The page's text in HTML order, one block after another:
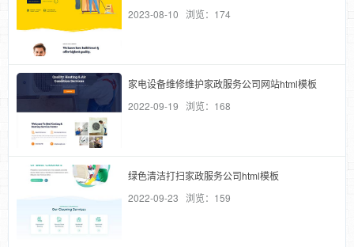
2023-08-10 浏览：174
家电设备维修维护家政服务公司网站html模板
2022-09-19 浏览：168
绿色清洁打扫家政服务公司html模板
2022-09-23 浏览：159